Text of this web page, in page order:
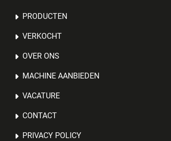
PRODUCTEN
VERKOCHT
OVER ONS
MACHINE AANBIEDEN
VACATURE
CONTACT
PRIVACY POLICY